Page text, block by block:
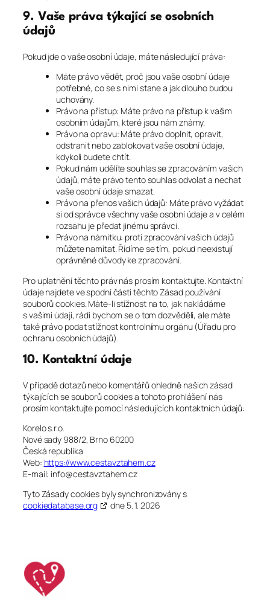
9. Vaše práva týkající se osobních
údajů
Pokud jde o vaše osobní údaje, máte následující práva:
Máte právo vědět, proč jsou vaše osobní údaje
potřebné, co se s nimi stane a jak dlouho budou
uchovány.
Právo na přístup: Máte právo na přístup k vašim
osobním údajům, které jsou nám známy.
Právo na opravu: Máte právo doplnit, opravit,
odstranit nebo zablokovat vaše osobní údaje,
kdykoli budete chtít.
Pokud nám udělíte souhlas se zpracováním vašich
údajů, máte právo tento souhlas odvolat a nechat
vaše osobní údaje smazat.
Právo na přenos vašich údajů: Máte právo vyžádat
si od správce všechny vaše osobní údaje a v celém
rozsahu je předat jinému správci.
Právo na námitku: proti zpracování vašich údajů
můžete namítat. Řídíme se tím, pokud neexistují
oprávněné důvody ke zpracování.
Pro uplatnění těchto práv nás prosím kontaktujte. Kontaktní
údaje najdete ve spodní části těchto Zásad používání
souborů cookies. Máte-li stížnost na to, jak nakládáme
s vašimi údaji, rádi bychom se o tom dozvěděli, ale máte
také právo podat stížnost kontrolnímu orgánu (Úřadu pro
ochranu osobních údajů).
10. Kontaktní údaje
V případě dotazů nebo komentářů ohledně našich zásad
týkajících se souborů cookies a tohoto prohlášení nás
prosím kontaktujte pomocí následujících kontaktních údajů:
Korelo s.r.o.
Nové sady 988/2, Brno 60200
Česká republika
Web: https://www.cestavztahem.cz
E-mail: info@cestavztahem.cz
Tyto Zásady cookies byly synchronizovány s
cookiedatabase.org
dne 5. 1. 2026